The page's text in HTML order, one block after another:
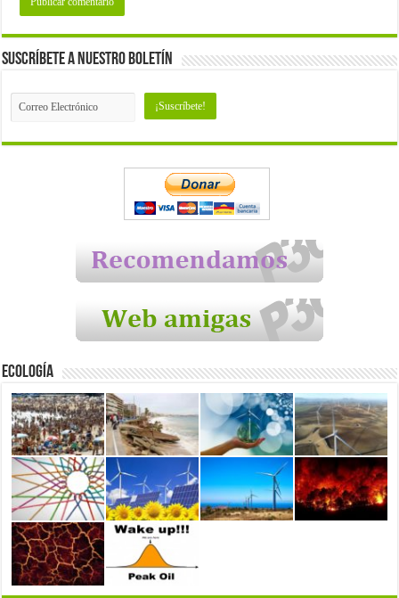
Suscríbete a nuestro Boletín
Ecología